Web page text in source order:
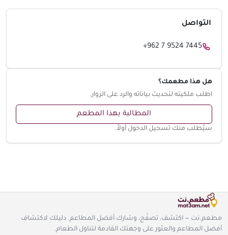
التواصل
+962 7 9524 7445
هل هذا مطعمك؟
اطلب ملكيته لتحديث بياناته والرد على الزوار.
المطالبة بهذا المطعم
سيُطلب منك تسجيل الدخول أولاً.
مطعم.نت — اكتشف، تصفّح، وشارك أفضل المطاعم. دليلك لاكتشاف
أفضل المطاعم والعثور على وجهتك القادمة لتناول الطعام.